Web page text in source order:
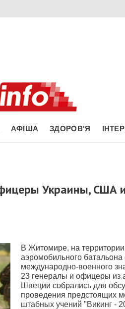
АФІША ЗДОРОВ'Я
Украины, США
В Житомире, на территории
аэромобильного
международно-военного
23 генералы и офицеры
Швеции собрались для
проведения предстоящих
штабных учений "Викинг -